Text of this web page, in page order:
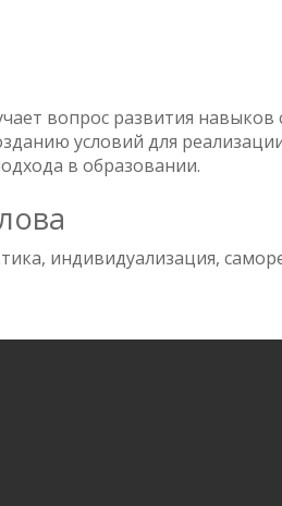
вопрос развития
условий для
в образовании.
индивидуализация,